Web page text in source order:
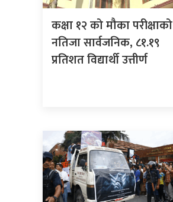
कक्षा १२ को मौका परीक्षाको
नतिजा सार्वजनिक, ८१.१९
प्रतिशत विद्यार्थी उत्तीर्ण